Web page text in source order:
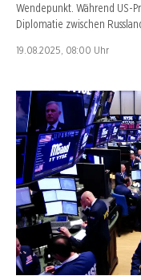
Wendepunkt. Während US-
Diplomatie zwischen
19.08.2025, 08:00 Uhr